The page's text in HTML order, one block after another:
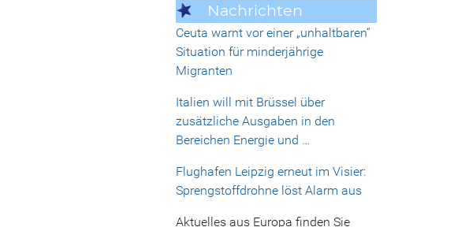
Nachrichten
Ceuta warnt vor einer „unhaltbaren“
Situation für minderjährige
Migranten
Italien will mit Brüssel über
zusätzliche Ausgaben in den
Bereichen Energie und …
Flughafen Leipzig erneut im Visier:
Sprengstoffdrohne löst Alarm aus
Aktuelles aus Europa finden Sie